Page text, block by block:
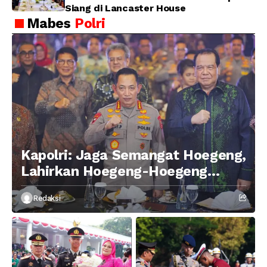
Siang di Lancaster House
Mabes Polri
Kapolri: Jaga Semangat Hoegeng,
Lahirkan Hoegeng-Hoegeng
Berikutnya
Redaksi